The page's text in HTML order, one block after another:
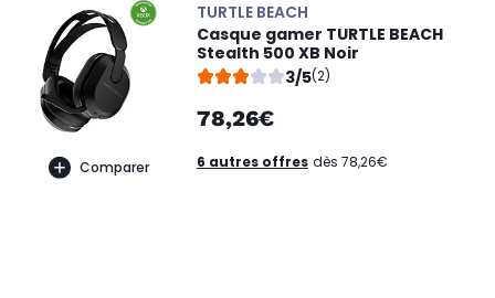
Comparer
TURTLE BEACH
Casque gamer TURTLE BEACH
Stealth 500 XB Noir
3/5(2)
78,26€
6 autres offres dès 78,26€